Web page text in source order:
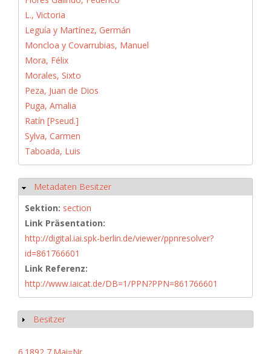
L., Victoria
Leguía y Martínez, Germán
Moncloa y Covarrubias, Manuel
Mora, Félix
Morales, Sixto
Peza, Juan de Dios
Puga, Amalia
Ratín [Pseud.]
Sylva, Carmen
Taboada, Luis
Hide
Metadaten Besitzer
Sektion: section
Link Präsentation:
http://digital.iai.spk-berlin.de/viewer/ppnresolver?
id=861766601
Link Referenz:
http://www.iaicat.de/DB=1/PPN?PPN=861766601
Show
Besitzer
6.1892,7.Mai=Nr.